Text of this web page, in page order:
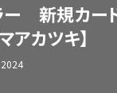
ー 新規カ
カツキ】